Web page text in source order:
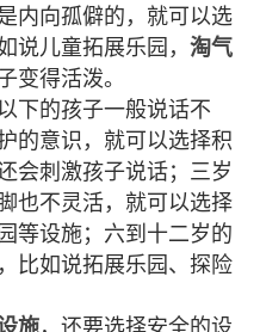
内向孤僻的，就可以选
说儿童拓展乐园，淘气
变得活泼。
下的孩子一般说话不
的意识，就可以选择积
会刺激孩子说话；三岁
也不灵活，就可以选择
园等设施；六到十二岁的
比如说拓展乐园、探险
施，还要选择安全的设